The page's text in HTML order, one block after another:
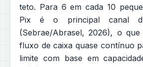
teto. Para 6 em cada 10
Pix é o principal canal
(Sebrae/Abrasel, 2026), o
fluxo de caixa quase contínuo
limite com base em